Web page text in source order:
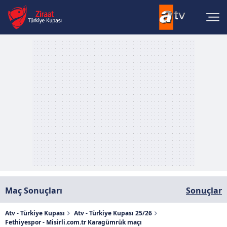
Maç Sonuçları Sonuçlar
Atv - Türkiye Kupası
Atv - Türkiye Kupası 25/26
Fethiyespor - Misirli.com.tr Karagümrük maçı